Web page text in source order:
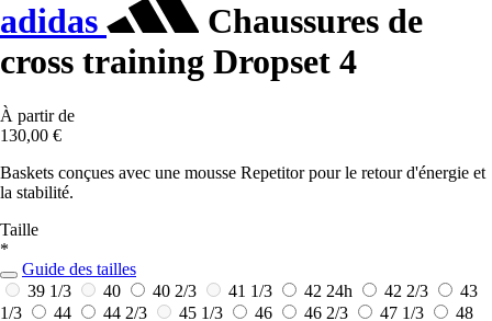
adidas
Chaussures de
cross training Dropset 4
À partir de
130,00 €
Baskets conçues avec une mousse Repetitor pour le retour d'énergie et
la stabilité.
Taille
*
Guide des tailles
39 1/3
40 40 2/3 41 1/3 42 24h 42 2/3
43
1/3
44 44 2/3 45 1/3 46 46 2/3 47 1/3
48